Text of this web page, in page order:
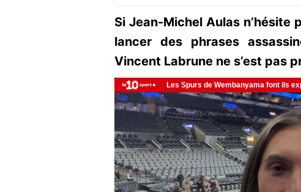
Si Jean-Michel Aulas n’hésite
lancer des phrases
Vincent Labrune ne s’est pas